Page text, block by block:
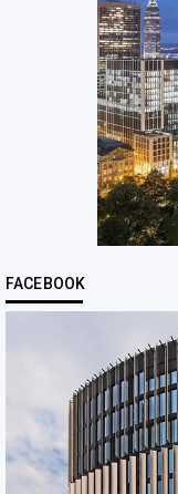
FACEBOOK